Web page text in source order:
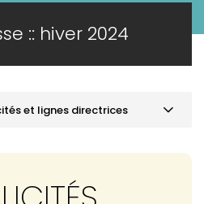
:: hiver 2024
et lignes directrices